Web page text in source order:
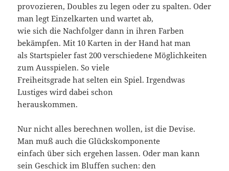
provozieren, Doubles zu legen oder zu spalten. Oder
man legt Einzelkarten und wartet ab,
wie sich die Nachfolger dann in ihren Farben
bekämpfen. Mit 10 Karten in der Hand hat man
als Startspieler fast 200 verschiedene Möglichkeiten
zum Ausspielen. So viele
Freiheitsgrade hat selten ein Spiel. Irgendwas
Lustiges wird dabei schon
herauskommen.
Nur nicht alles berechnen wollen, ist die Devise.
Man muß auch die Glückskomponente
einfach über sich ergehen lassen. Oder man kann
sein Geschick im Bluffen suchen: den